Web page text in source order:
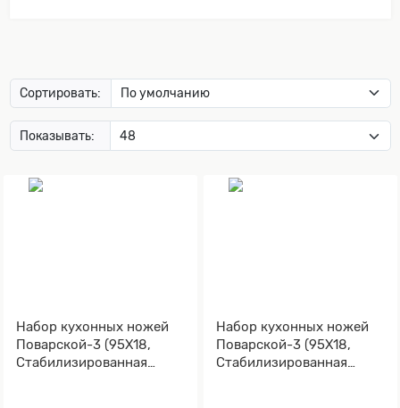
Сортировать:
Показывать:
Набор кухонных ножей
Поварской-3 (95Х18,
Стабилизированная
Набор кухонных ножей
Поварской-3 (95Х18,
Стабилизированная